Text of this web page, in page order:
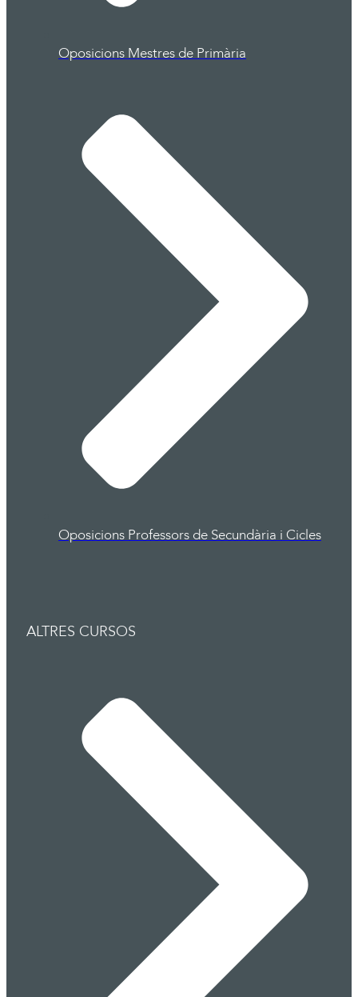
Oposicions Mestres de Primària
Oposicions Professors de Secundària i Cicles
ALTRES CURSOS